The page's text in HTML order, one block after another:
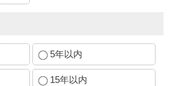
5年以内
15年以内